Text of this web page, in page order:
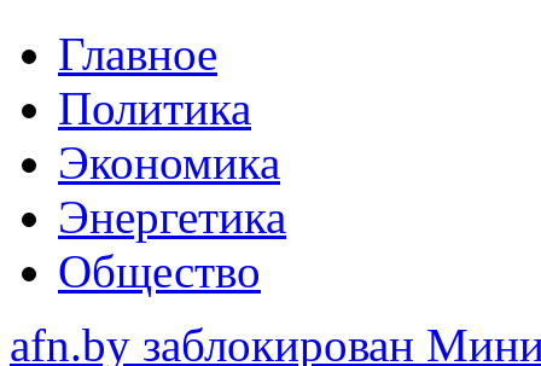
Главное
Политика
Экономика
Энергетика
Общество
afn.by заблокирован